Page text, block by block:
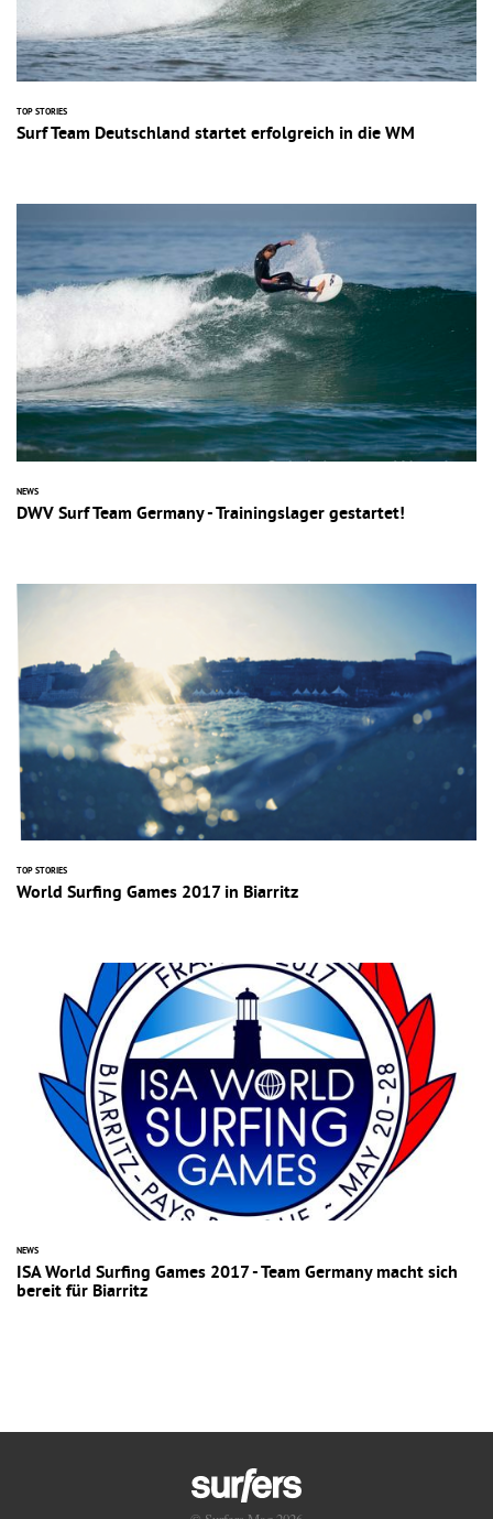
TOP STORIES
Surf Team Deutschland startet erfolgreich in die WM
NEWS
DWV Surf Team Germany - Trainingslager gestartet!
TOP STORIES
World Surfing Games 2017 in Biarritz
NEWS
ISA World Surfing Games 2017 - Team Germany macht sich
bereit für Biarritz